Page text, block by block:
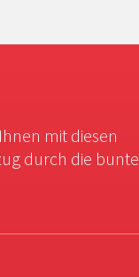
mit diesen
durch die bunte